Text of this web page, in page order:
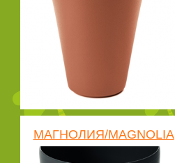
МАГНОЛИЯ/MAGNOLIA